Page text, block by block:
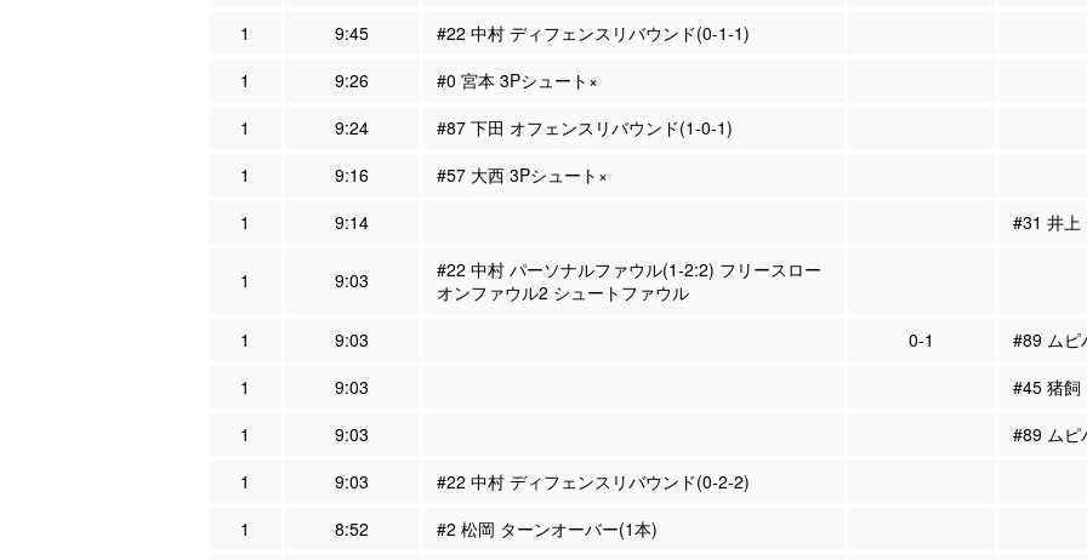
1
9:45
#22 中村 ディフェンスリバウンド(0-1-1)
1
9:26
#0 宮本 3Pシュート×
1
9:24
#87 下田 オフェンスリバウンド(1-0-1)
1
9:16
#57 大西 3Pシュート×
1
9:14 #31 井上
1 9:03
#22 中村 パーソナルファウル(1-2:2) フリースロー
オンファウル2 シュートファウル
1
9:03 0-1
#89 ムピ
1
9:03
#45 猪飼
1
9:03
#89 ムピ
1
9:03
#22 中村 ディフェンスリバウンド(0-2-2)
1
8:52
#2 松岡 ターンオーバー(1本)